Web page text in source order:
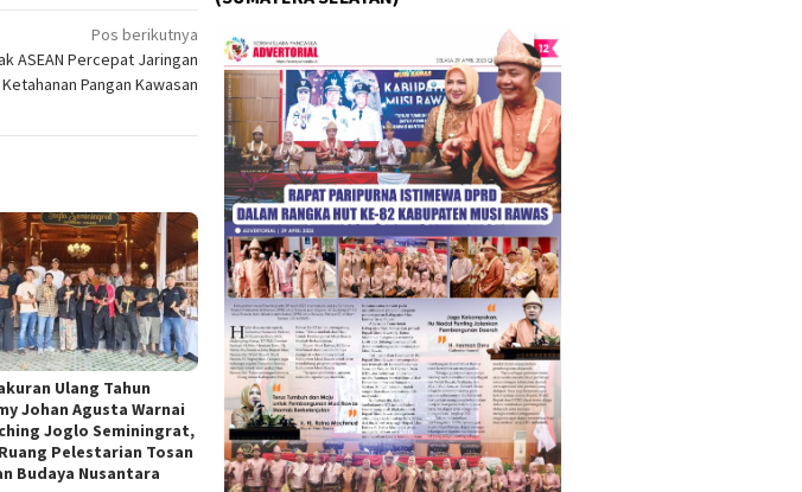
Pos berikutnya
ASEAN Percepat Jaringan
Pangan Kawasan
Ulang Tahun
Johan Agusta Warnai
Joglo Seminingrat,
Pelestarian Tosan
Budaya Nusantara